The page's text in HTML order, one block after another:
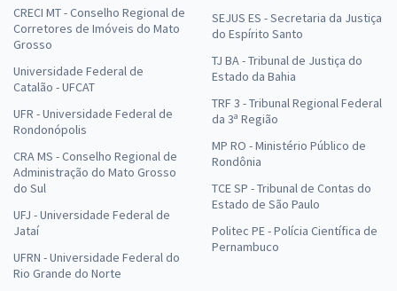
CRECI MT - Conselho Regional de
Corretores de Imóveis do Mato
Grosso
Universidade Federal de
Catalão - UFCAT
UFR - Universidade Federal de
Rondonópolis
CRA MS - Conselho Regional de
Administração do Mato Grosso
do Sul
UFJ - Universidade Federal de
Jataí
UFRN - Universidade Federal do
Rio Grande do Norte
SEJUS ES - Secretaria da Justiça
do Espírito Santo
TJ BA - Tribunal de Justiça do
Estado da Bahia
TRF 3 - Tribunal Regional Federal
da 3ª Região
MP RO - Ministério Público de
Rondônia
TCE SP - Tribunal de Contas do
Estado de São Paulo
Politec PE - Polícia Científica de
Pernambuco